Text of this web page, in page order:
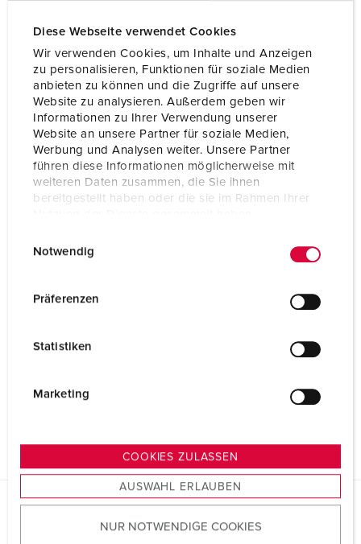
Diese Webseite verwendet Cookies
Wir verwenden Cookies, um Inhalte und Anzeigen
zu personalisieren, Funktionen für soziale Medien
anbieten zu können und die Zugriffe auf unsere
Website zu analysieren. Außerdem geben wir
Informationen zu Ihrer Verwendung unserer
Website an unsere Partner für soziale Medien,
Werbung und Analysen weiter. Unsere Partner
führen diese Informationen möglicherweise mit
weiteren Daten zusammen, die Sie ihnen
bereitgestellt haben oder die sie im Rahmen Ihrer
s
u
Notwendig
Präferenzen
Statistiken
Marketing
COOKIES ZULASSEN
AUSWAHL ERLAUBEN
NUR NOTWENDIGE COOKIES
Datasheets & Downloads